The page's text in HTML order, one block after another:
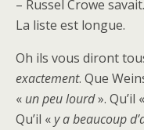
– Russel Crowe savait.
La liste est longue.
Oh ils vous diront
exactement. Que
« un peu lourd». Qu’il «
Qu’il «y a beaucoup